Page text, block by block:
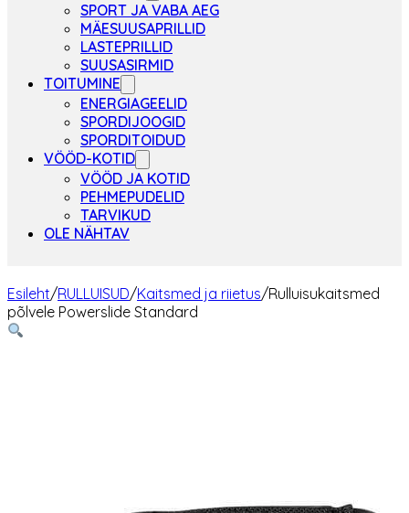
SPORT JA VABA AEG
MÄESUUSAPRILLID
LASTEPRILLID
SUUSASIRMID
TOITUMINE
ENERGIAGEELID
SPORDIJOOGID
SPORDITOIDUD
VÖÖD-KOTID
VÖÖD JA KOTID
PEHMEPUDELID
TARVIKUD
OLE NÄHTAV
Esileht/RULLUISUD/Kaitsmed ja riietus/Rulluisukaitsmed
põlvele Powerslide Standard